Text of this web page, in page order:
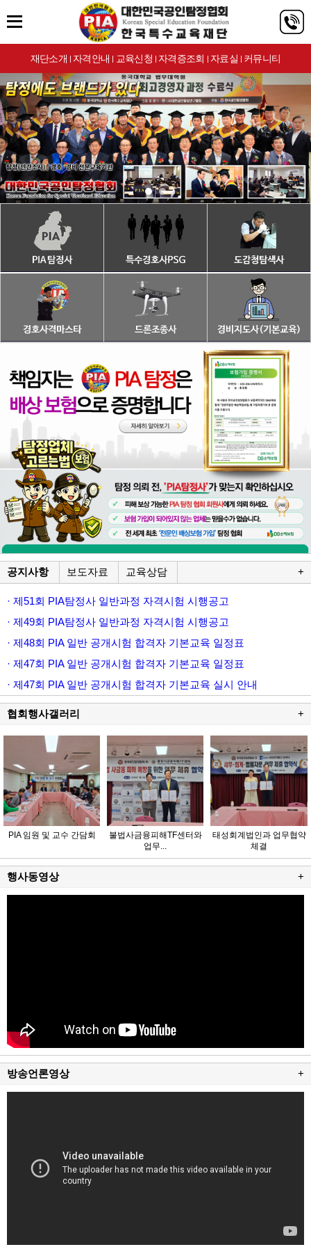
재단소개 | 자격안내 | 교육신청 | 자격증조회 | 자료실 | 커뮤니티
공지사항 보도자료 교육상담 +
· 제51회 PIA탐정사 일반과정 자격시험 시행공고
· 제49회 PIA탐정사 일반과정 자격시험 시행공고
· 제48회 PIA 일반 공개시험 합격자 기본교육 일정표
· 제47회 PIA 일반 공개시험 합격자 기본교육 일정표
· 제47회 PIA 일반 공개시험 합격자 기본교육 실시 안내
협회행사갤러리 +
PIA 임원 및 교수 간담회
불법사금융피해TF센터와
업무...
태성회계법인과 업무협약
체결
행사동영상 +
방송언론영상 +